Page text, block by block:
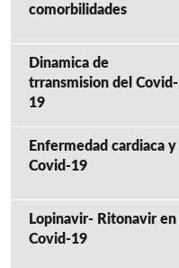
comorbilidades
Dinamica de
trransmision del Covid-
19
Enfermedad cardiaca y
Covid-19
Lopinavir- Ritonavir en
Covid-19